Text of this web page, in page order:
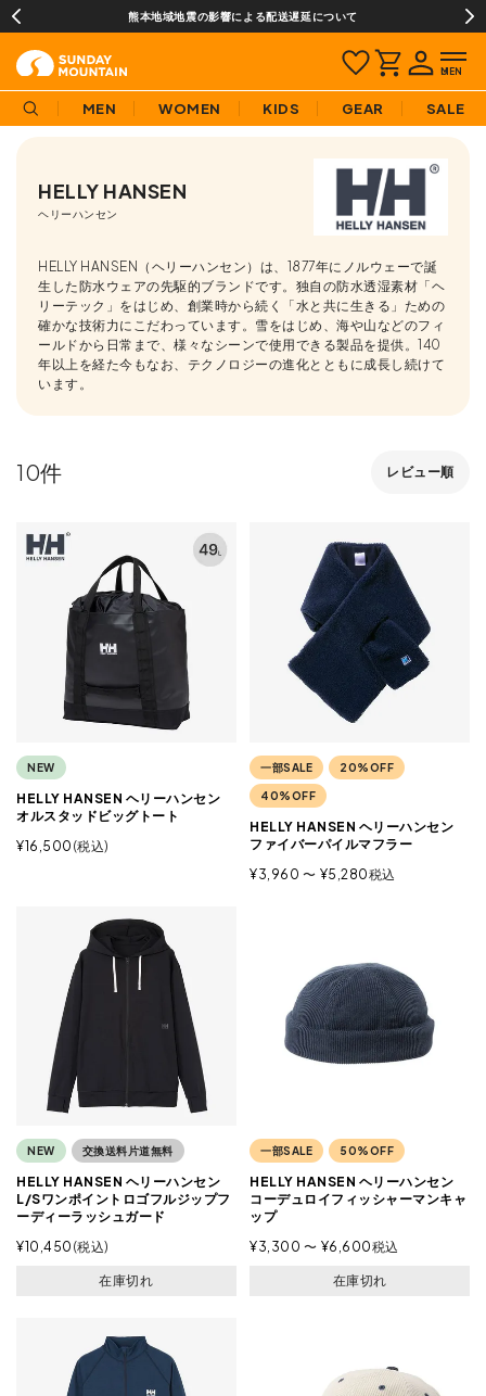
熊本地域地震の影響による配送遅延について
MEN WOMEN KIDS GEAR SALE
HELLY HANSEN
ヘリーハンセン
HELLY HANSEN（ヘリーハンセン）は、1877年にノルウェーで誕
生した防水ウェアの先駆的ブランドです。独自の防水透湿素材「ヘ
リーテック」をはじめ、創業時から続く「水と共に生きる」ための
確かな技術力にこだわっています。雪をはじめ、海や山などのフィ
ールドから日常まで、様々なシーンで使用できる製品を提供。140
年以上を経た今もなお、テクノロジーの進化とともに成長し続けて
います。
レビュー順
10
NEW
HELLY HANSEN ヘリーハンセン
オルスタッドビッグトート
¥16,500 税込
一部SALE 20%OFF
40%OFF
HELLY HANSEN ヘリーハンセン
ファイバーパイルマフラー
¥3,960 〜 ¥5,280税込
NEW 交換送料片道無料
HELLY HANSEN ヘリーハンセン
L/Sワンポイントロゴフルジップフ
ーディーラッシュガード
¥10,450 税込
在庫切れ
一部SALE 50%OFF
HELLY HANSEN ヘリーハンセン
コーデュロイフィッシャーマンキャ
ップ
¥3,300 〜 ¥6,600税込
在庫切れ